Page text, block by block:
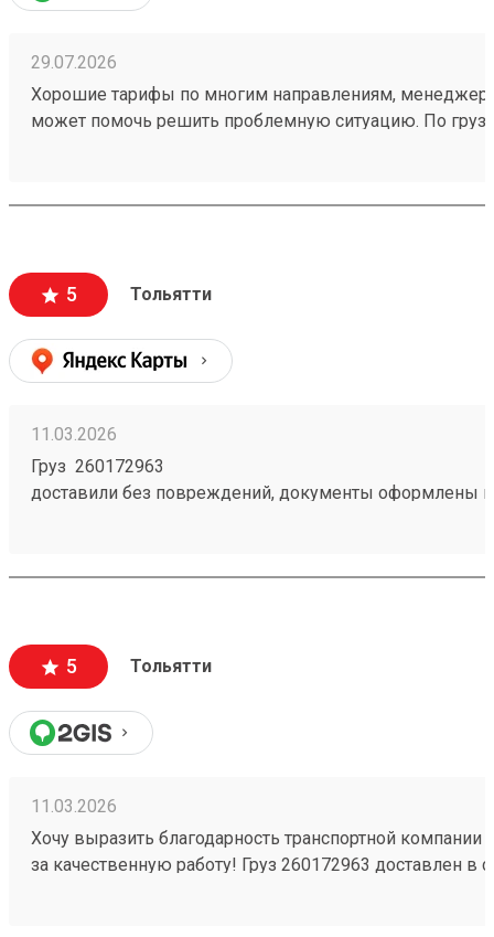
29.07.2026
Хорошие тарифы по многим направлениям, менеджер
может помочь решить проблемную ситуацию. По грузу
5 Тольятти
11.03.2026
Груз 260172963
доставили без повреждений, документы оформлены
5 Тольятти
11.03.2026
Хочу выразить благодарность транспортной компании
за качественную работу! Груз 260172963 доставлен в